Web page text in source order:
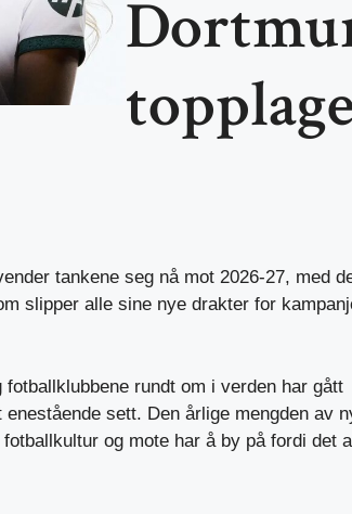
tankene seg nå mot 2026-27, med
slipper alle sine nye drakter for
rundt om i verden har gått
enestående sett. Den årlige mengden av
fotballkultur og mote har å by på fordi det